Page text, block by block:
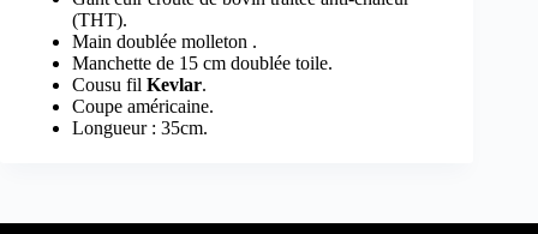
(THT).
Main doublée molleton .
Manchette de 15 cm doublée toile.
Cousu fil Kevlar.
Coupe américaine.
Longueur : 35cm.